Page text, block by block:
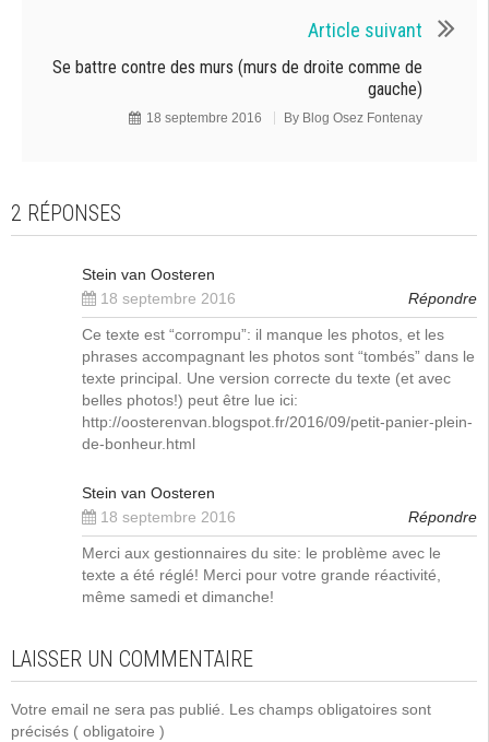
Article suivant
Se battre contre des murs (murs de droite comme de
gauche)
18 septembre 2016 By Blog Osez Fontenay
2 RÉPONSES
Stein van Oosteren
18 septembre 2016
Répondre
Ce texte est “corrompu”: il manque les photos, et les
phrases accompagnant les photos sont “tombés” dans le
texte principal. Une version correcte du texte (et avec
belles photos!) peut être lue ici:
http://oosterenvan.blogspot.fr/2016/09/petit-panier-plein-
de-bonheur.html
Stein van Oosteren
18 septembre 2016
Répondre
Merci aux gestionnaires du site: le problème avec le
texte a été réglé! Merci pour votre grande réactivité,
même samedi et dimanche!
LAISSER UN COMMENTAIRE
Votre email ne sera pas publié. Les champs obligatoires sont
précisés ( obligatoire )